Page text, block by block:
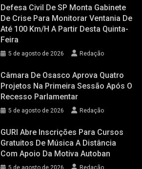
Defesa Civil De SP Monta Gabinete
De Crise Para Monitorar Ventania De
Até 100 Km/h A Partir Desta Quinta-
Feira
5 de agosto de 2026 Redação
Câmara De Osasco Aprova Quatro
Projetos Na Primeira Sessão Após O
Recesso Parlamentar
5 de agosto de 2026 Redação
GURI Abre Inscrições Para Cursos
Gratuitos De Música A Distância
Com Apoio Da Motiva Autoban
5 de agosto de 2026 Redação